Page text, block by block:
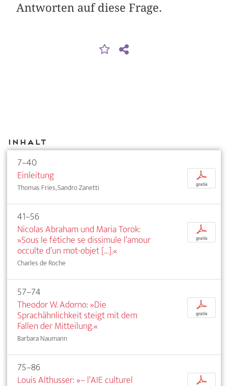
Antworten auf diese Frage.
Inhalt
7–40
Einleitung
Thomas Fries, Sandro Zanetti
p
gratis
41–56
Nicolas Abraham und Maria Torok:
»Sous le fétiche se dissimule l’amour
occulte d’un mot-objet […].«
Charles de Roche
p
gratis
57–74
Theodor W. Adorno: »Die
Sprachähnlichkeit steigt mit dem
Fallen der Mitteilung.«
Barbara Naumann
p
gratis
75–86
Louis Althusser: »– l’AIE culturel
p